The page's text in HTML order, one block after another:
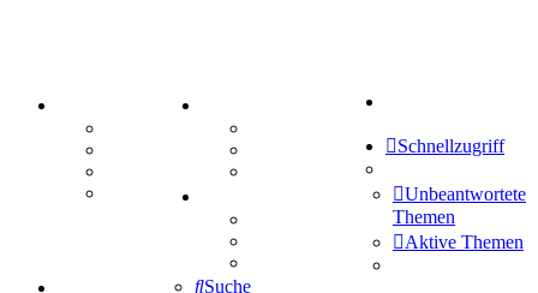
Mastodon
Treffenübersicht
Zitatesammlung
Schiffe versenken
Schnellzugriff
Unbeantwortete
Themen
Aktive Themen
Suche